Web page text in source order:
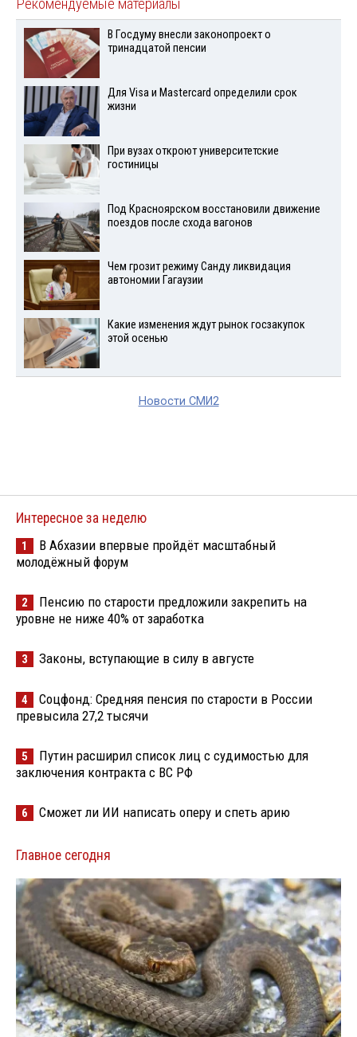
Рекомендуемые материалы
В Госдуму внесли законопроект о
тринадцатой пенсии
Для Visа и Mastercard определили срок
жизни
При вузах откроют университетские
гостиницы
Под Красноярском восстановили движение
поездов после схода вагонов
Чем грозит режиму Санду ликвидация
автономии Гагаузии
Какие изменения ждут рынок госзакупок
этой осенью
Новости СМИ2
Интересное за неделю
1
В Абхазии впервые пройдёт масштабный
молодёжный форум
2
Пенсию по старости предложили закрепить на
уровне не ниже 40% от заработка
3 Законы, вступающие в силу в августе
4
Соцфонд: Средняя пенсия по старости в России
превысила 27,2 тысячи
5
Путин расширил список лиц с судимостью для
заключения контракта с ВС РФ
6 Сможет ли ИИ написать оперу и спеть арию
Главное сегодня